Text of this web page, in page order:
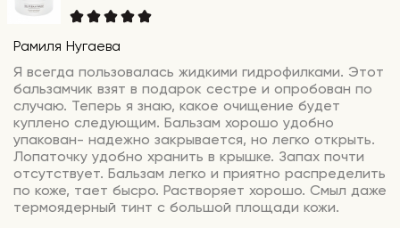
Рамиля Нугаева
Я всегда пользовалась жидкими гидрофилками. Этот
бальзамчик взят в подарок сестре и опробован по
случаю. Теперь я знаю, какое очищение будет
куплено следующим. Бальзам хорошо удобно
упакован- надежно закрывается, но легко открыть.
Лопаточку удобно хранить в крышке. Запах почти
отсутствует. Бальзам легко и приятно распределить
по коже, тает бысро. Растворяет хорошо. Смыл даже
термоядерный тинт с большой площади кожи.